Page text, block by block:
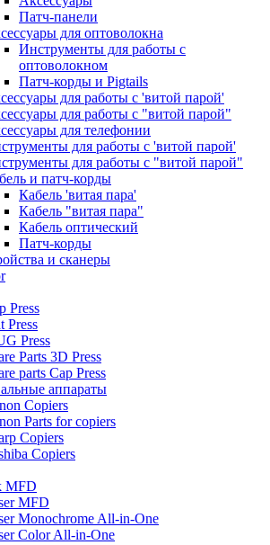
Патч-панели
для оптоволокна
Инструменты для работы с
оптоволокном
Патч-корды и Pigtails
для работы с 'витой парой'
для работы с "витой парой"
для телефонии
для работы с 'витой парой'
для работы с "витой парой"
и патч-корды
Кабель 'витая пара'
Кабель "витая пара"
Кабель оптический
Патч-корды
и сканеры
Press
Press
Press
Parts 3D Press
parts Cap Press
аппараты
Copiers
Parts for copiers
Copiers
Copiers
MFD
MFD
Monochrome All-in-One
Color All-in-One